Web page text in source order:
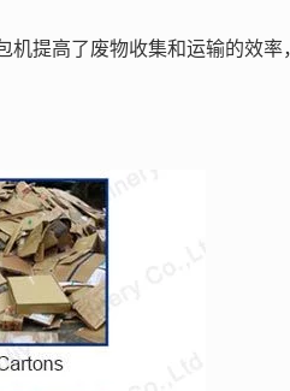
提高了废物收集和运输的效率